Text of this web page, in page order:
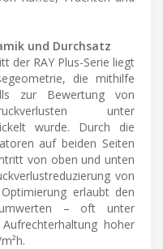
und Durchsatz
der RAY Plus-Serie liegt
die mithilfe
zur Bewertung von
unter
wurde. Durch die
auf beiden Seiten
von oben und unten
von
erlaubt den
– oft unter
hoher